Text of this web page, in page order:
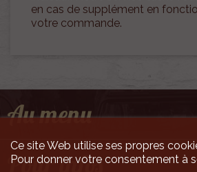
en cas de supplément en
votre commande.
Au menu
Pour infos
Ce site Web utilise ses propres
Pour donner votre consentement à